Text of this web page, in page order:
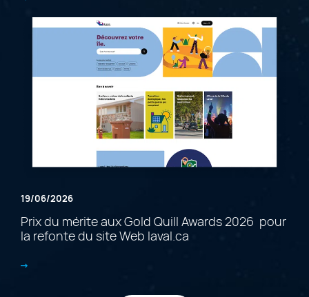
19/06/2026
Prix du mérite aux Gold Quill Awards 2026 pour
la refonte du site Web laval.ca